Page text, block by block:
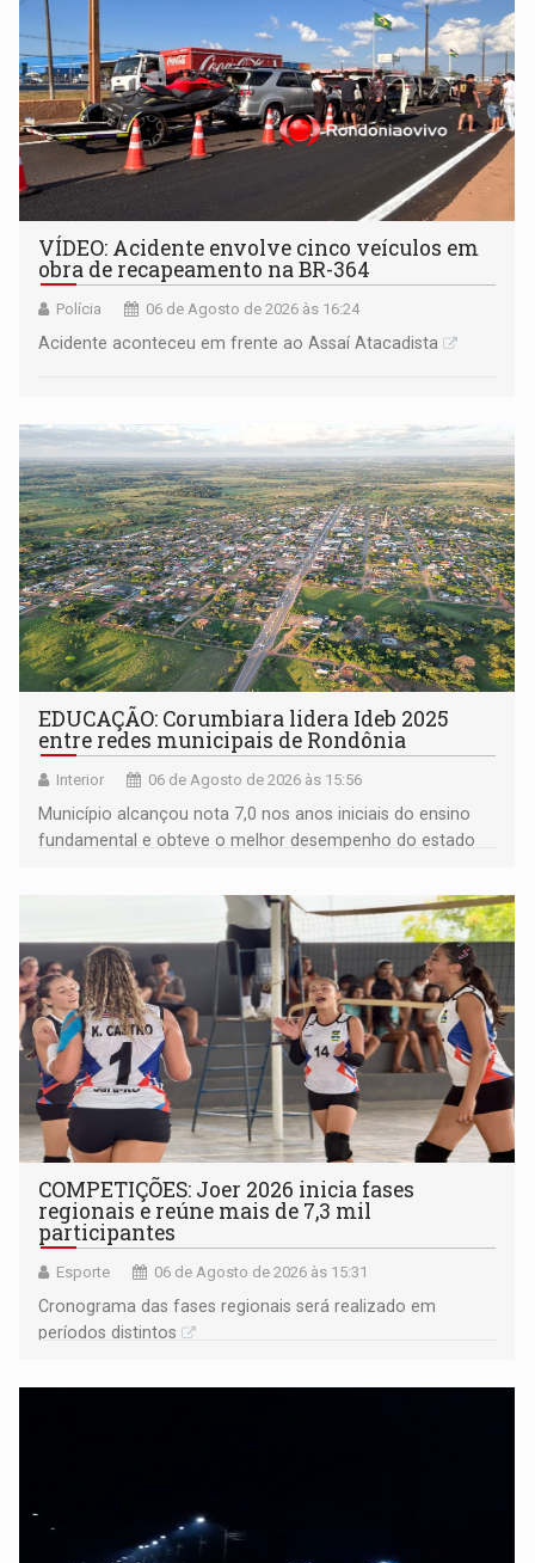
VÍDEO: Acidente envolve cinco veículos em
obra de recapeamento na BR-364
Polícia 06 de Agosto de 2026 às 16:24
Acidente aconteceu em frente ao Assaí Atacadista
EDUCAÇÃO: Corumbiara lidera Ideb 2025
entre redes municipais de Rondônia
Interior 06 de Agosto de 2026 às 15:56
Município alcançou nota 7,0 nos anos iniciais do ensino
fundamental e obteve o melhor desempenho do estado
COMPETIÇÕES: Joer 2026 inicia fases
regionais e reúne mais de 7,3 mil
participantes
Esporte 06 de Agosto de 2026 às 15:31
Cronograma das fases regionais será realizado em
períodos distintos